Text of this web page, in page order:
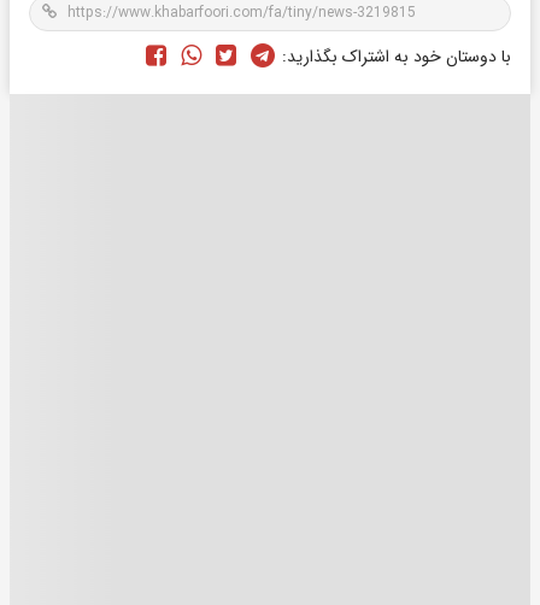
با دوستان خود به اشتراک بگذارید: